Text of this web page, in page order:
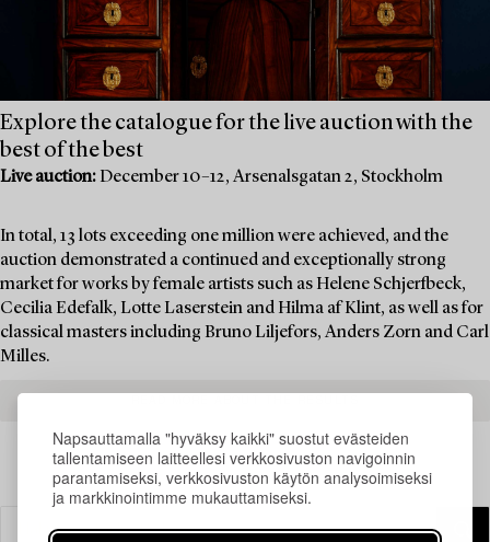
Napsauttamalla "hyväksy kaikki" suostut evästeiden
tallentamiseen laitteellesi verkkosivuston navigoinnin
parantamiseksi, verkkosivuston käytön analysoimiseksi
ja markkinointimme mukauttamiseksi.
Explore the catalogue for the live auction with the
best of the best
Live auction: December 10–12, Arsenalsgatan 2, Stockholm
In total, 13 lots exceeding one million were achieved, and the
auction demonstrated a continued and exceptionally strong
market for works by female artists such as Helene Schjerfbeck,
Cecilia Edefalk, Lotte Laserstein and Hilma af Klint, as well as for
classical masters including Bruno Liljefors, Anders Zorn and Carl
Milles.